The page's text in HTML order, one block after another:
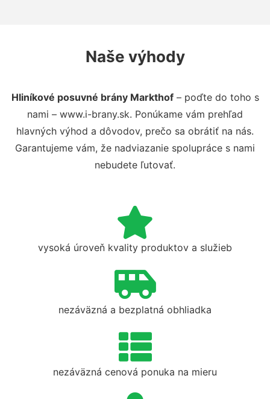
Naše výhody
Hliníkové posuvné brány Markthof– poďte do toho s
nami – www.i-brany.sk. Ponúkame vám prehľad
hlavných výhod a dôvodov, prečo sa obrátiť na nás.
Garantujeme vám, že nadviazanie spolupráce s nami
nebudete ľutovať.
vysoká úroveň kvality produktov a služieb
nezáväzná a bezplatná obhliadka
nezáväzná cenová ponuka na mieru